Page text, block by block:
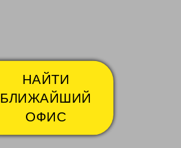
НАЙТИ
БЛИЖАЙШИЙ
ОФИС